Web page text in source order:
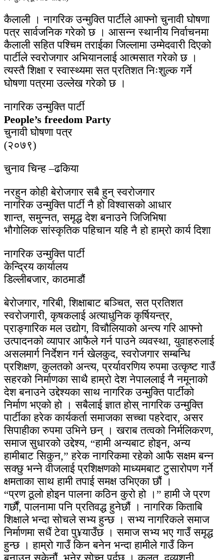
कैलाली । नागरिक उन्मुक्ति पार्टीले आफ्नो चुनावी घोषणा
पत्र सार्वजनिक गरेको छ । आसन्न स्थानीय निर्वाचनमा
कैलाली सहित पश्चिम तराईका जिल्लामा उम्मेदवारी दिएको
पार्टीले स्वरोजगार अभियानलाई आत्मसात गरेको छ ।
त्यस्तै शिक्षा र स्वास्थ्यमा सत प्रतिशत निःशुल्क गर्ने
घोषणा पत्रमा उल्लेख गरेको छ ।
नागरिक उन्मुक्ति पार्टी
People’s freedom Party
चुनावी घोषणा पत्र
(२०७९)
चुनाव चिन्ह –ढकिया
नरहुन कोही बेरोजगार सबै हुन् स्वरोजगार
नागरिक उन्मुक्ति पार्टी नै हो विश्वासको आधार
शान्त, समुन्नत, समृद्ध देश बनाउने जिजिभिषा
भौगोलिक सांस्कृतिक पहिचान यहि नै हो हाम्रो कार्य दिशा
नागरिक उन्मुक्ति पार्टी
केन्द्रिय कार्यालय
डिल्लीबजार, काठमाडौं
बेरोजगार, गरिबी, शिक्षाबाट बञ्चित, सत प्रतिशत
स्वरोजगारी, कृषकलाई अत्याधुनिक कृर्षियन्त्र,
प्राङ्गारिक मल उद्योग, विचौलियाको अन्त्य गरि आफ्नो
उत्पादनको व्यापार आफैले गर्न पाउने व्यवस्था, युवाहरुलाई
असलमार्ग निर्देशन गर्न खेलकुद, स्वरोजगार सम्बन्धि
प्रशिक्षण, कुलतको अन्त्य, प्रर्यावरणिय रुपमा उत्कृष्ट गाउँ
सहरको निर्माणका साथै हाम्रो देश नेपाललाई नै नमूनाको
देश बनाउने उद्देश्यका साथ नागरिक उन्मुक्ति पार्टीको
निर्माण भएको हो । सबैलाई ज्ञात होस् नागरिक उन्मुक्ति
पार्टीका हरेक कार्यकर्ता समाजका सच्चा पहरेदार, असर
सिपाहीका रुपमा उभिने छन् । खराब तत्वको निर्मलिकरण,
समाज सुधारको उद्देश्य, “हामी अन्यबाट होइन, अन्य
हामीबाट सिकुन,” हरेक नागरिकमा रहेको आफै सक्षम बन्न
सक्छु भन्ने वीजलाई प्रशिक्षणको माध्यमबाट टुसारोपण गर्ने
क्षमताका साथ हामी तपाई समक्ष उभिएका छौं ।
“प्रण ठूलो होइन पालना कठिन कुरो हो ।” हामी जे प्रण
गर्छौं, पालनामा पनि प्रतिवद्ध हुनेछौं । नागरिक किताबि
शिक्षाले भन्दा सोचले सभ्य हुन्छ । सभ्य नागरिकले समाज
निर्माणमा सधैं टेवा पु¥याउँछ । समाज सभ्य भए गाउँ समृद्ध
हुन्छ । हाम्रो गाउँ किन बनेन भन्दा हामीले गाउँ किन